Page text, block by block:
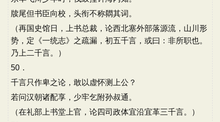
牍尾但书臣向校，头衔不称閷其词。
（再国史馆日，上书总裁，论西北塞外部落源流，山川形
势，定《一统志》之疏漏，初五千言，或曰：非所职也。
乃上二千言。）
50．
千言只作卑之论，敢以虚怀测上公？
若问汉朝诸配享，少牢乞附孙叔通。
（在礼部上书堂上官，论四司政体宜沿宜革三千言。）